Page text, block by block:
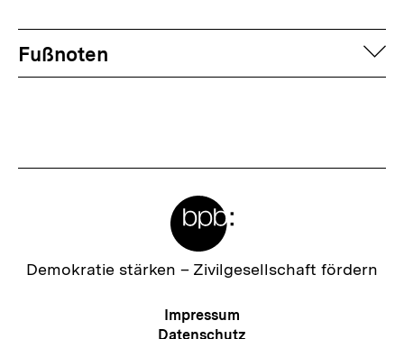
Fussnoten
Fußnoten
Zur
Demokratie stärken – Zivilgesellschaft fördern
Meta-
Navigation
Impressum
Datenschutz